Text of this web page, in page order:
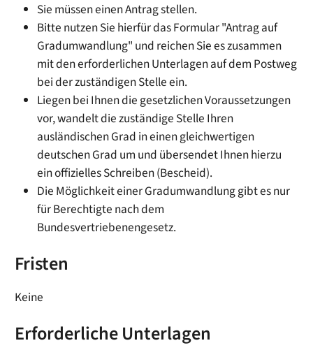
Sie müssen einen Antrag stellen.
Bitte nutzen Sie hierfür das Formular "Antrag auf
Gradumwandlung" und reichen Sie es zusammen
mit den erforderlichen Unterlagen auf dem Postweg
bei der zuständigen Stelle ein.
Liegen bei Ihnen die gesetzlichen Voraussetzungen
vor, wandeltdiezuständige Stelle Ihren
ausländischen Grad in einen gleichwertigen
deutschen Grad um und übersendet Ihnen hierzu
ein offizielles Schreiben (Bescheid).
Die Möglichkeit einer Gradumwandlung gibt es nur
für Berechtigte nach dem
Bundesvertriebenengesetz.
Fristen
Keine
Erforderliche Unterlagen